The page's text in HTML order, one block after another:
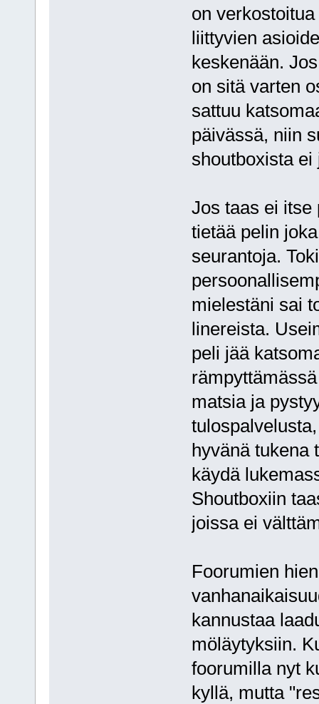
on
liittyvien
keskenään.
on sitä varten
sattuu
päivässä, niin
shoutboxista
Jos taas ei itse
tietää pelin
seurantoja.
mielestäni sai
linereista.
peli jää
matsia ja
hyvänä tukena
käydä
Shoutboxiin
joissa ei
Foorumien
kannustaa
möläytyksiin.
foorumilla nyt
kyllä, mutta